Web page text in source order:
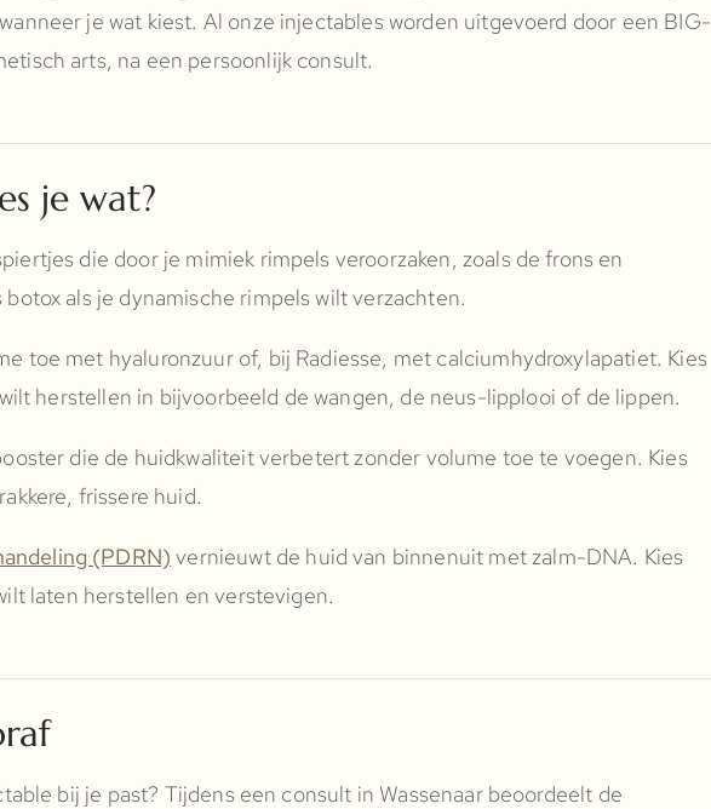
je wat kiest. Al onze injectables worden uitgevoerd door een BIG-
arts, na een persoonlijk consult.
je wat?
die door je mimiek rimpels veroorzaken, zoals de frons en
als je dynamische rimpels wilt verzachten.
toe met hyaluronzuur of, bij Radiesse, met calciumhydroxylapatiet. Kies
herstellen in bijvoorbeeld de wangen, de neus-lipplooi of de lippen.
die de huidkwaliteit verbetert zonder volume toe te voegen. Kies
frissere huid.
(PDRN) vernieuwt de huid van binnenuit met zalm-DNA. Kies
laten herstellen en verstevigen.
bij je past? Tijdens een consult in Wassenaar beoordeelt de